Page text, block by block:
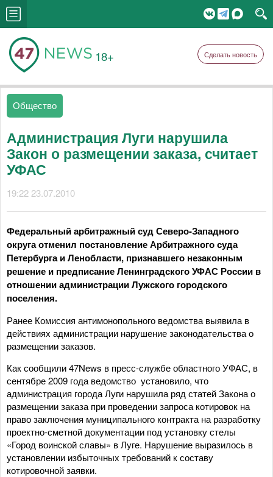
18+ Сделать новость
Общество
Администрация Луги нарушила
Закон о размещении заказа, считает
УФАС
19:22 23.07.2010
Федеральный арбитражный суд Северо-Западного
округа отменил постановление Арбитражного суда
Петербурга и Ленобласти, признавшего незаконным
решение и предписание Ленинградского УФАС России в
отношении администрации Лужского городского
поселения.
Ранее Комиссия антимонопольного ведомства выявила в
действиях администрации нарушение законодательства о
размещении заказов.
Как сообщили 47News в пресс-службе областного УФАС, в
сентябре 2009 года ведомство установило, что
администрация города Луги нарушила ряд статей Закона о
размещении заказа при проведении запроса котировок на
право заключения муниципального контракта на разработку
проектно-сметной документации под установку стелы
«Город воинской славы» в Луге. Нарушение выразилось в
установлении избыточных требований к составу
котировочной заявки.